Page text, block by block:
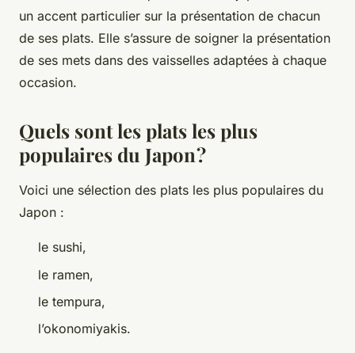
un accent particulier sur la présentation de chacun
de ses plats. Elle s’assure de soigner la présentation
de ses mets dans des vaisselles adaptées à chaque
occasion.
Quels sont les plats les plus
populaires du Japon ?
Voici une sélection des plats les plus populaires du
Japon :
le sushi,
le ramen,
le tempura,
l’okonomiyakis.